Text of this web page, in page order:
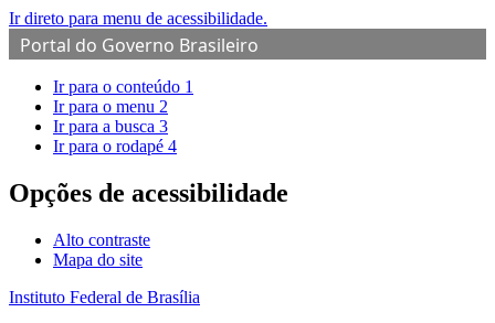
Ir direto para menu de acessibilidade.
Portal do Governo Brasileiro
Ir para o conteúdo 1
Ir para o menu 2
Ir para a busca 3
Ir para o rodapé 4
Opções de acessibilidade
Alto contraste
Mapa do site
Instituto Federal de Brasília